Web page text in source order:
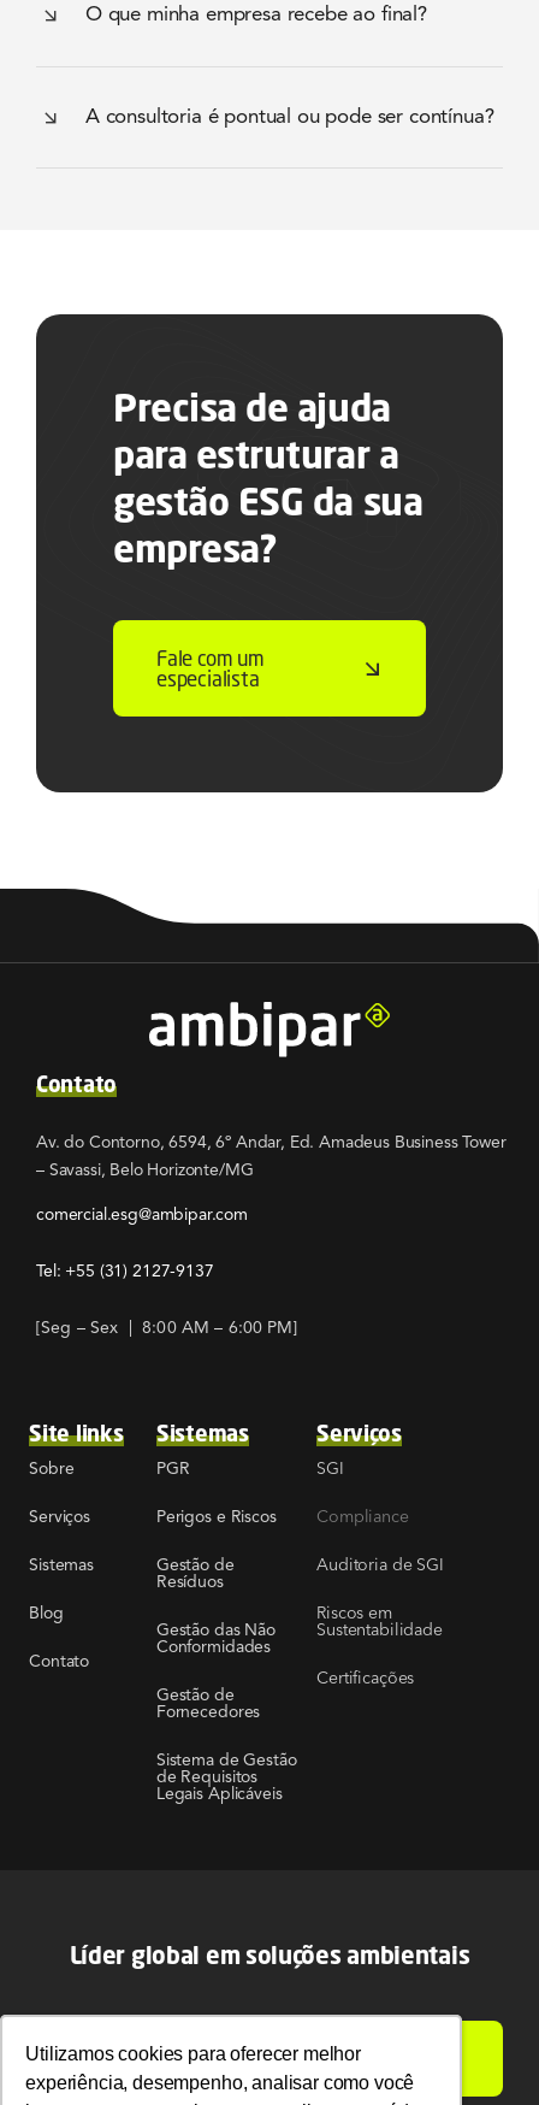
Utilizamos cookies para oferecer melhor
experiência, desempenho, analisar como você
Utilizamos cookies para oferecer melhor
experiência, desempenho, analisar como você
O que minha empresa recebe ao final?
A consultoria é pontual ou pode ser contínua?
Precisa de ajuda
para estruturar a
gestão ESG da sua
empresa?
Fale com um
especialista
Contato
Av. do Contorno, 6594, 6º Andar, Ed. Amadeus Business Tower
– Savassi, Belo Horizonte/MG
comercial.esg@ambipar.com
Tel: +55 (31) 2127-9137
[Seg – Sex | 8:00 AM – 6:00 PM]
Site links
Sobre
Serviços
Sistemas
Blog
Contato
Sistemas
PGR
Perigos e Riscos
Gestão de
Resíduos
Gestão das Não
Conformidades
Gestão de
Fornecedores
Sistema de Gestão
de Requisitos
Legais Aplicáveis
Serviços
SGI
Compliance
Auditoria de SGI
Riscos em
Sustentabilidade
Certificações
Líder global em soluções ambientais
LIGAMOS PARA VOCÊ